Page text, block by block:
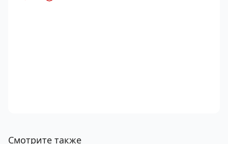
Смотрите также